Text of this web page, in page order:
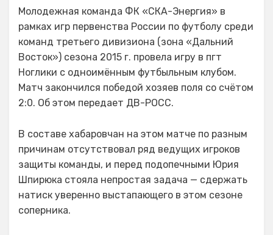
Молодежная команда ФК «СКА-Энергия» в
рамках игр первенства России по футболу среди
команд третьего дивизиона (зона «Дальний
Восток») сезона 2015 г. провела игру в пгт
Ноглики с одноимённым футбыльным клубом.
Матч закончился победой хозяев поля со счётом
2:0. Об этом передает ДВ-РОСС.
В составе хабаровчан на этом матче по разным
причинам отсутствовал ряд ведущих игроков
защиты команды, и перед подопечными Юрия
Шпирюка стояла непростая задача — сдержать
натиск уверенно выстапающего в этом сезоне
соперника.